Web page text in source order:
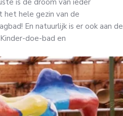
is de droom van ieder
hele gezin van de
En natuurlijk is er ook aan de
doe-bad en